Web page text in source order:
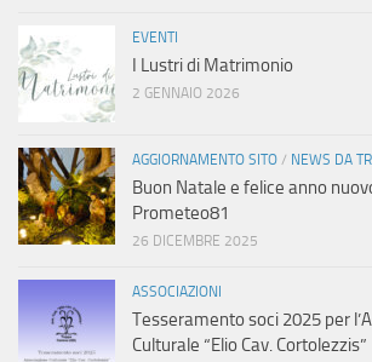
EVENTI
I Lustri di Matrimonio
2 GENNAIO 2026
AGGIORNAMENTO SITO / NEWS DA
Buon Natale e felice anno
Prometeo81
26 DICEMBRE 2025
ASSOCIAZIONI
Tesseramento soci 2025 per
Culturale “Elio Cav. Cortolezzis”